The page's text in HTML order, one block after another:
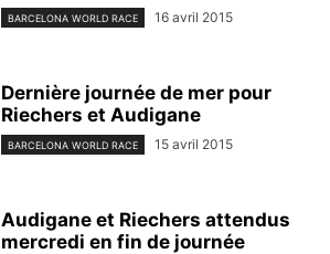
BARCELONA WORLD RACE 16 avril 2015
Dernière journée de mer pour
Riechers et Audigane
BARCELONA WORLD RACE 15 avril 2015
Audigane et Riechers attendus
mercredi en fin de journée